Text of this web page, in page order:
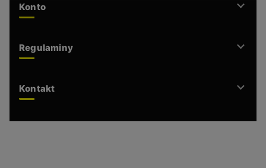
Konto
Regulaminy
Kontakt